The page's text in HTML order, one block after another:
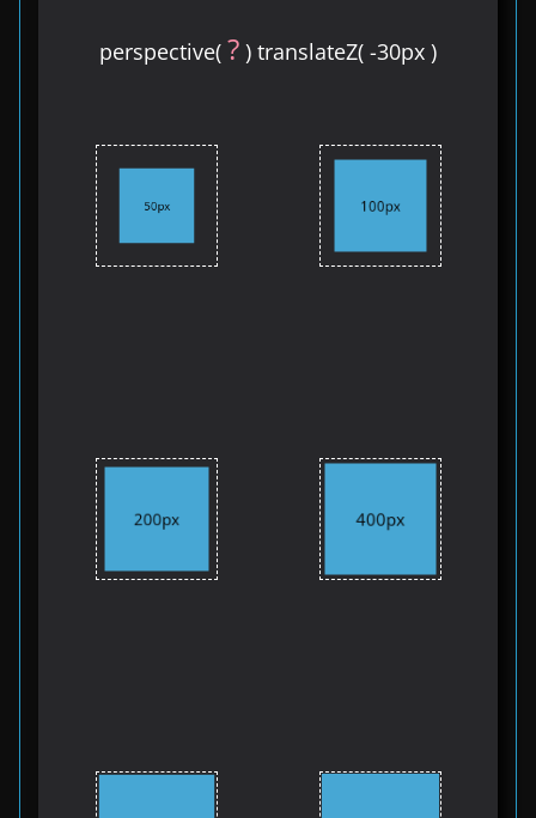
perspective( ? ) translateZ( -30px )
50px 100px
200px 400px